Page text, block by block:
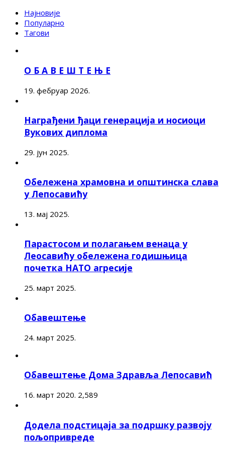
Најновије
Популарно
Тагови
О Б А В Е Ш Т Е Њ Е
19. фебруар 2026.
Награђени ђаци генерација и носиоци
Вукових диплома
29. јун 2025.
Обележена храмовна и општинска слава
у Лепосавићу
13. мај 2025.
Парастосом и полагањем венаца у
Леосавићу обележена годишњица
почетка НАТО агресије
25. март 2025.
Обавештење
24. март 2025.
Обавештење Дома Здравља Лепосавић
16. март 2020. 2,589
Додела подстицаја за подршку развоју
пољопривреде